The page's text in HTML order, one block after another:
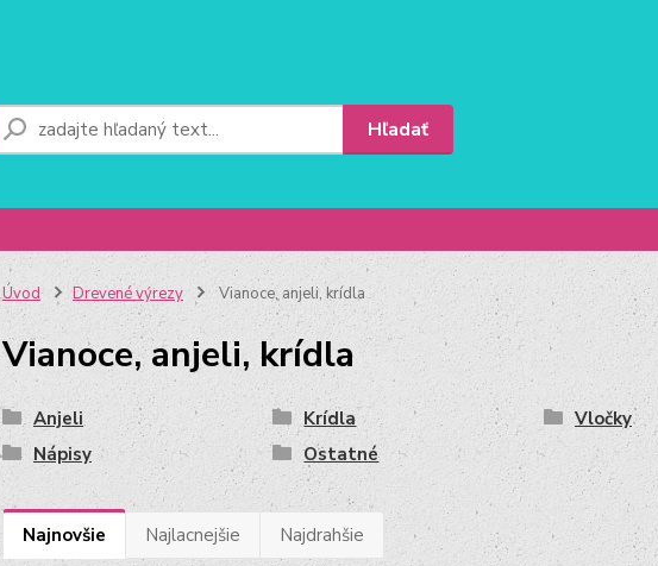
Hľadať
Úvod Drevené výrezy Vianoce, anjeli, krídla
Vianoce, anjeli, krídla
Anjeli Krídla Vločky
Nápisy
Ostatné
Najnovšie Najlacnejšie Najdrahšie